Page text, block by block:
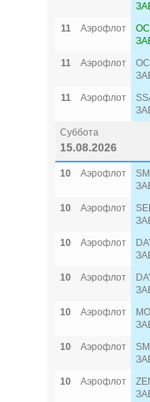
11
Аэрофлот
11
Аэрофлот
11
Аэрофлот
Суббота
15.08.2026
10 Аэрофлот
10
Аэрофлот
10
Аэрофлот
10
Аэрофлот
10
Аэрофлот
10
Аэрофлот
10
Аэрофлот